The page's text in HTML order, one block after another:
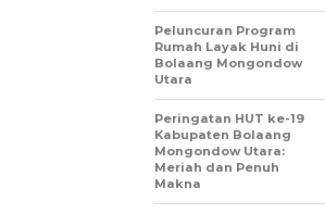
Peluncuran Program
Rumah Layak Huni di
Bolaang Mongondow
Utara
Peringatan HUT ke-19
Kabupaten Bolaang
Mongondow Utara:
Meriah dan Penuh
Makna